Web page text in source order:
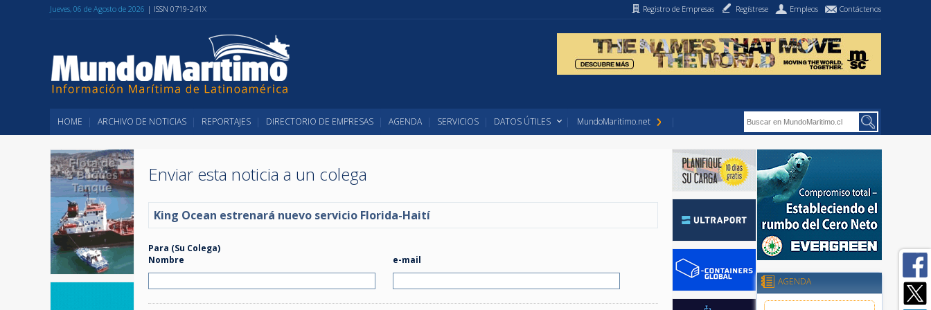
Jueves, 06 de Agosto de 2026 | ISSN 0719-241X Registro de Empresas Regístrese Empleos Contáctenos
HOME ARCHIVO DE NOTICIAS REPORTAJES DIRECTORIO DE EMPRESAS AGENDA SERVICIOS DATOS ÚTILES MundoMaritimo.net
Enviar esta noticia a un colega
King Ocean estrenará nuevo servicio Florida-Haití
Para (Su Colega)
Nombre
e-mail
AGENDA